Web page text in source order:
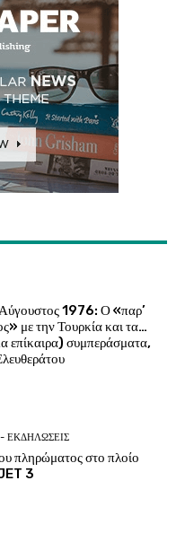
1976: Ο «παρ’
με την Τουρκία και τα…
επίκαιρα) συμπεράσματα,
ΕΚΔΗΛΩΣΕΙΣ
πληρώματος στο πλοίο
3